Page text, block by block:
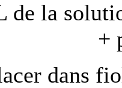
de la
+
dans